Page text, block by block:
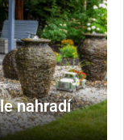
nahradí